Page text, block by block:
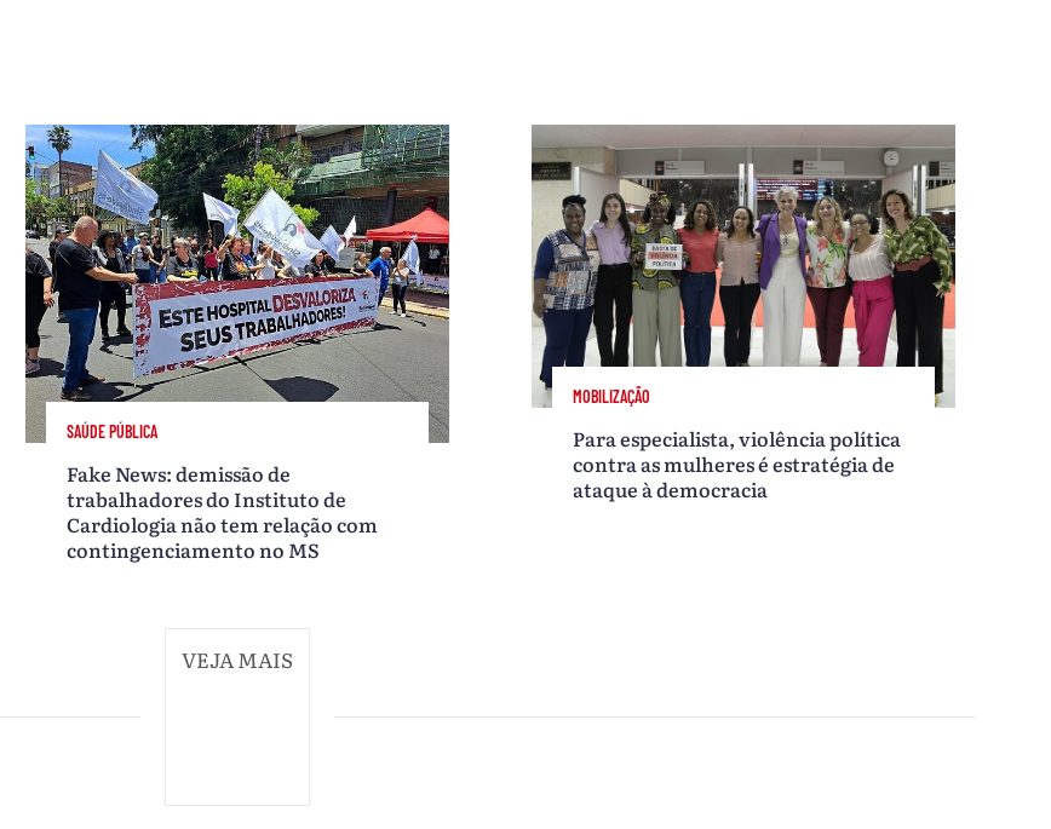
SAÚDE PÚBLICA
Fake News: demissão de
trabalhadores do Instituto de
Cardiologia não tem relação com
contingenciamento no MS
MOBILIZAÇÃO
Para especialista, violência política
contra as mulheres é estratégia de
ataque à democracia
VEJA MAIS